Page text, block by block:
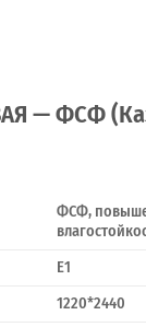
— ФСФ
ФСФ,
Е1
1220*2440